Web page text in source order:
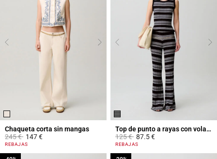
Chaqueta corta sin mangas
Price reduced from
245 €to147 €
5 out of 5 Customer Rating
REBAJAS
Top de punto a rayas con volantes
Price reduced from
125 €to87.5 €
3,6 out of 5 Customer Rating
REBAJAS